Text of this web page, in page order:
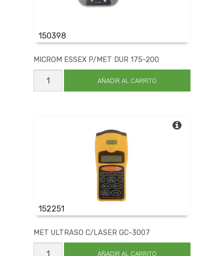
150398
MICROM ESSEX P/MET DUR 175-200
MICROM
ESSEX
P/MET
AÑADIR AL CARRITO
152251
MET ULTRASO C/LASER GC-3007
MET
ULTRASO
AÑADIR AL CARRITO